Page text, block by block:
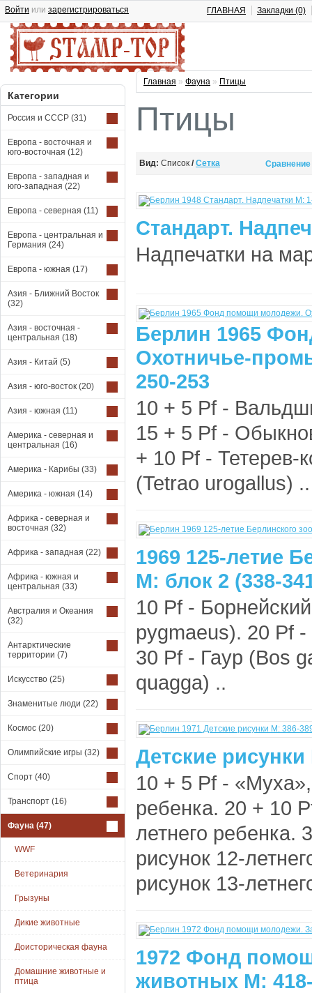
Войти или зарегистрироваться ГЛАВНАЯ Закладки (0)
Категории
Россия и СССР (31)
Европа - восточная и
юго-восточная (12)
Европа - западная и
юго-западная (22)
Европа - северная (11)
Европа - центральная и
Германия (24)
Европа - южная (17)
Азия - Ближний Восток
(32)
Азия - восточная -
центральная (18)
Азия - Китай (5)
Азия - юго-восток (20)
Азия - южная (11)
Америка - северная и
центральная (16)
Америка - Карибы (33)
Америка - южная (14)
Африка - северная и
восточная (32)
Африка - западная (22)
Африка - южная и
центральная (33)
Австралия и Океания
(32)
Антарктические
территории (7)
Искусство (25)
Знаменитые люди (22)
Космос (20)
Олимпийские игры (32)
Спорт (40)
Транспорт (16)
Фауна (47)
WWF
Ветеринария
Грызуны
Дикие животные
Доисторическая фауна
Домашние животные и
птица
Главная » Фауна » Птицы
Птицы
Вид: Список / Сетка Сравнение
Стандарт.
Надпечатки на
Берлин 1965
Охотничье-
250-253
10 + 5 Pf -
15 + 5 Pf -
+ 10 Pf - Тетерев-
(Tetrao urogallus) ..
1969 125-летие
М: блок 2 (338-
10 Pf -
pygmaeus). 20 Pf
30 Pf - Гаур (Bos
quagga) ..
Детские
10 + 5 Pf -
ребенка. 20 + 10
летнего ребенка.
рисунок 12-
рисунок 13-
1972 Фонд
животных М: